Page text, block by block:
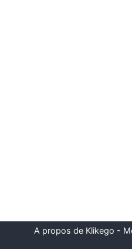
A propos de Klikego -